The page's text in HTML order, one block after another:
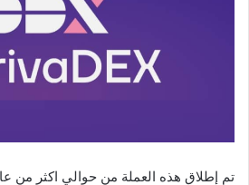
تم إطلاق هذه العملة من حوالي اكثر من